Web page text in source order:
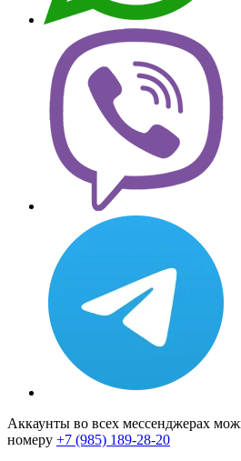
Аккаунты во всех мессенджерах
номеру +7 (985) 189-28-20